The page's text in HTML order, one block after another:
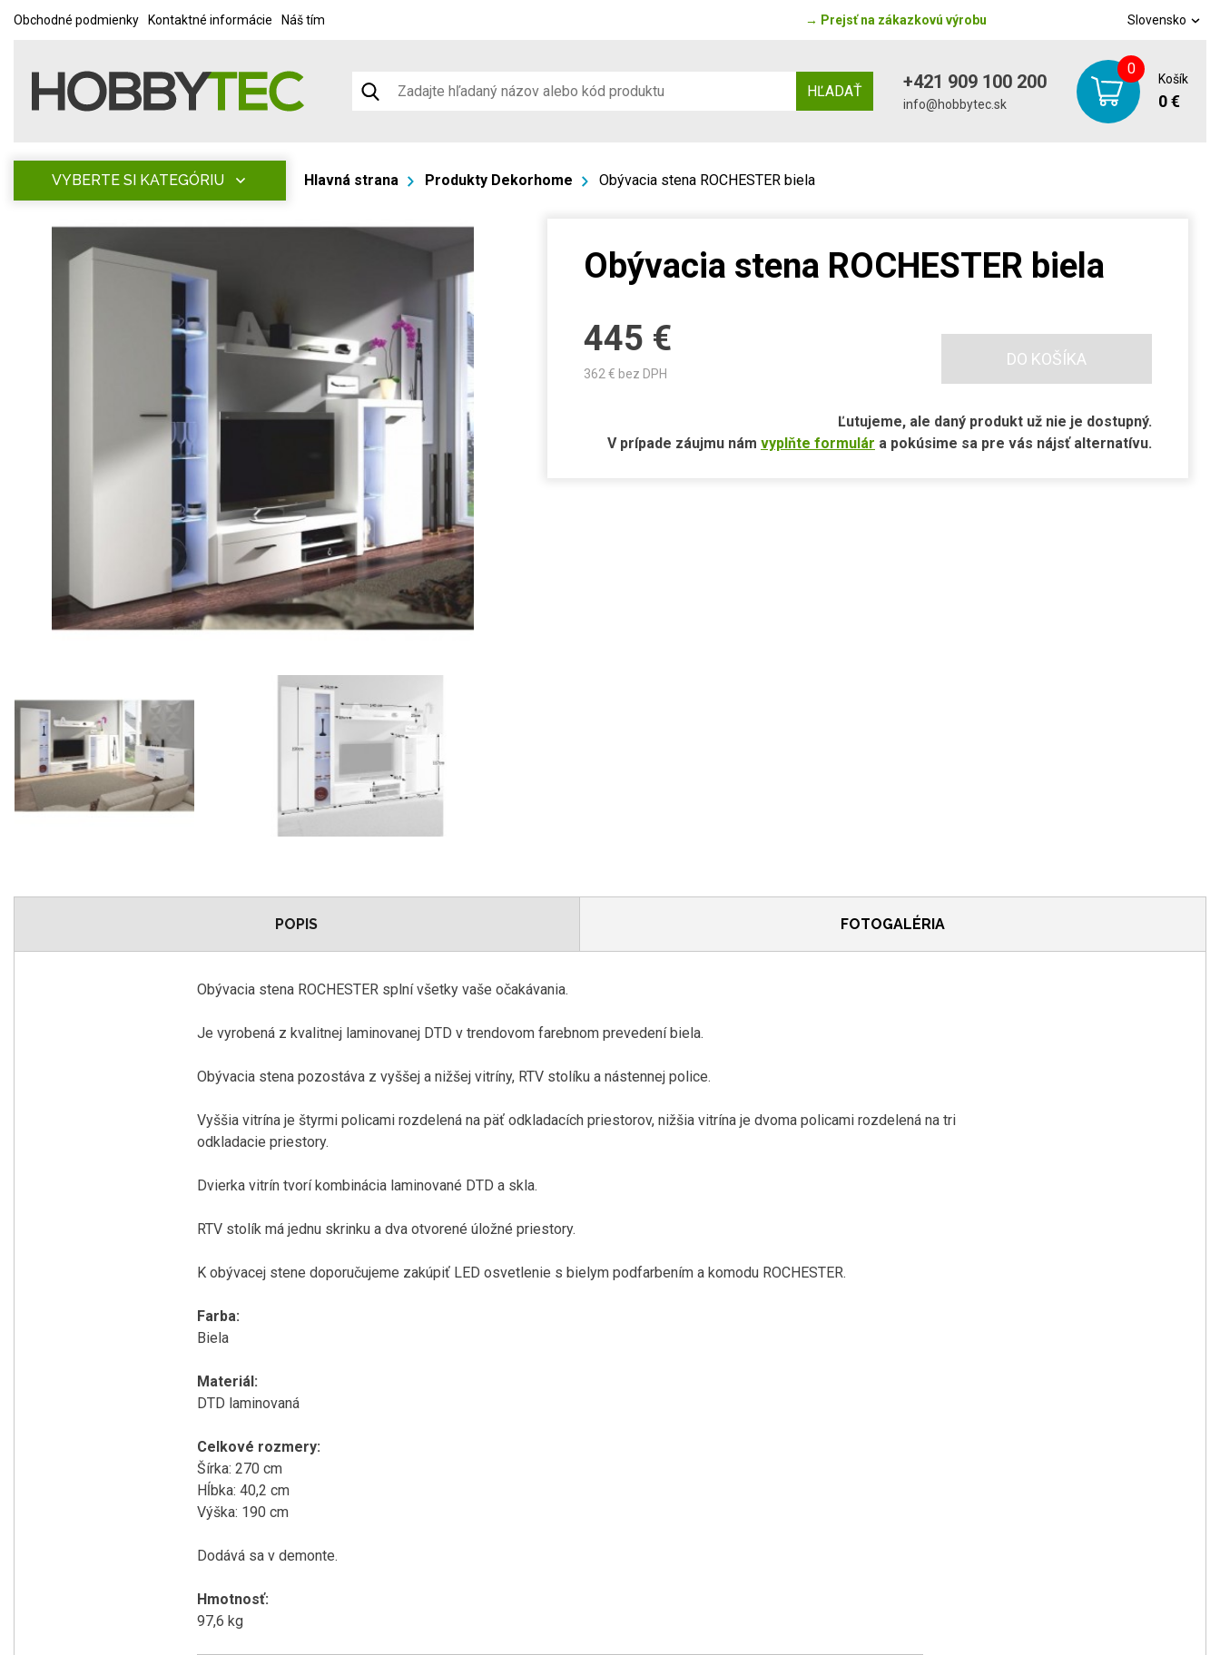
Obchodné podmienky Kontaktné informácie Náš tím → Prejsť na zákazkovú výrobu Slovensko
HĽADAŤ +421 909 100 200
info@hobbytec.sk
0
Košík
0 €
VYBERTE SI KATEGÓRIU Hlavná strana Produkty Dekorhome Obývacia stena ROCHESTER biela
Obývacia stena ROCHESTER biela
445 €
362 € bez DPH
DO KOŠÍKA
Ľutujeme, ale daný produkt už nie je dostupný.
V prípade záujmu nám vyplňte formulár a pokúsime sa pre vás nájsť alternatívu.
POPIS FOTOGALÉRIA
Obývacia stena ROCHESTER splní všetky vaše očakávania.
Je vyrobená z kvalitnej laminovanej DTD v trendovom farebnom prevedení biela.
Obývacia stena pozostáva z vyššej a nižšej vitríny, RTV stolíku a nástennej police.
Vyššia vitrína je štyrmi policami rozdelená na päť odkladacích priestorov, nižšia vitrína je dvoma policami rozdelená na tri
odkladacie priestory.
Dvierka vitrín tvorí kombinácia laminované DTD a skla.
RTV stolík má jednu skrinku a dva otvorené úložné priestory.
K obývacej stene doporučujeme zakúpiť LED osvetlenie s bielym podfarbením a komodu ROCHESTER.
Farba:
Biela
Materiál:
DTD laminovaná
Celkové rozmery:
Šírka: 270 cm
Hĺbka: 40,2 cm
Výška: 190 cm
Dodává sa v demonte.
Hmotnosť:
97,6 kg